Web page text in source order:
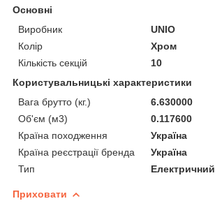
Основні
Виробник
UNIO
Колір
Хром
Кількість секцій
10
Користувальницькі характеристики
Вага брутто (кг.)
6.630000
Об'єм (м3)
0.117600
Країна походження
Україна
Країна реєстрації бренда
Україна
Тип
Електричний
Приховати